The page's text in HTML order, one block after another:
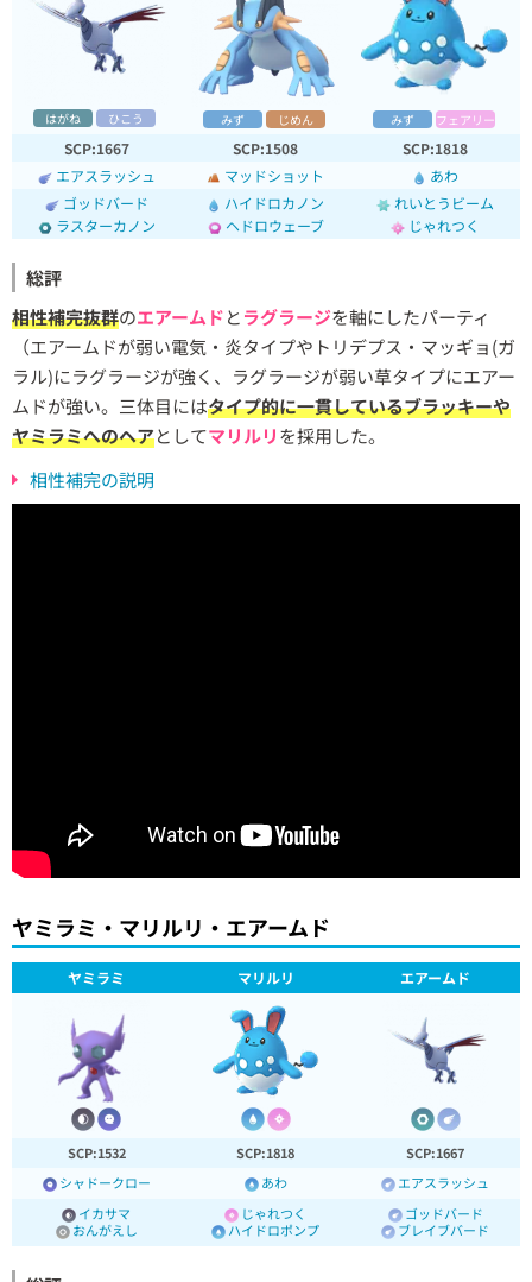
はがね ひこう みず じめん みず フェアリー
SCP:1667 SCP:1508
SCP:1818
エアスラッシュ
マッドショット
あわ
ゴッドバード
ラスターカノン
ハイドロカノン
ヘドロウェーブ
れいとうビーム
じゃれつく
総評
相性補完抜群のエアームドとラグラージを軸にしたパーティ
（エアームドが弱い電気・炎タイプやトリデプス・マッギョ(ガ
ラル)にラグラージが強く、ラグラージが弱い草タイプにエアー
ムドが強い。三体目にはタイプ的に一貫しているブラッキーや
ヤミラミへのヘアとしてマリルリを採用した。
相性補完の説明
ヤミラミ・マリルリ・エアームド
ヤミラミ マリルリ エアームド
SCP:1532 SCP:1818
SCP:1667
シャドークロー
あわ
エアスラッシュ
イカサマ
おんがえし
じゃれつく
ハイドロポンプ
ゴッドバード
ブレイブバード